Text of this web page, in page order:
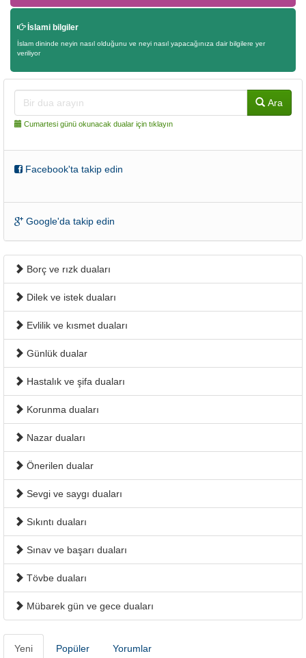
İslami bilgiler
İslam dininde neyin nasıl olduğunu ve neyi nasıl yapacağınıza dair bilgilere yer
veriliyor
Ara
Cumartesi günü okunacak dualar için tıklayın
Facebook'ta takip edin
Google'da takip edin
Borç ve rızk duaları
Dilek ve istek duaları
Evlilik ve kısmet duaları
Günlük dualar
Hastalık ve şifa duaları
Korunma duaları
Nazar duaları
Önerilen dualar
Sevgi ve saygı duaları
Sıkıntı duaları
Sınav ve başarı duaları
Tövbe duaları
Mübarek gün ve gece duaları
Yeni Popüler Yorumlar